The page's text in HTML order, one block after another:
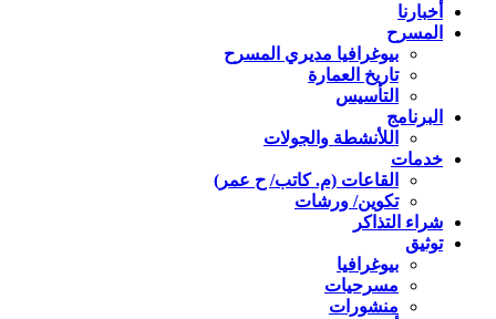
أخبارنا
المسرح
بيوغرافيا مديري المسرح
تاريخ العمارة
التأسيس
البرنامج
اللأنشطة والجولات
خدمات
القاعات (م. كاتب/ ح عمر)
تكوين/ ورشات
شراء التذاكر
توثيق
بيوغرافيا
مسرحيات
منشورات